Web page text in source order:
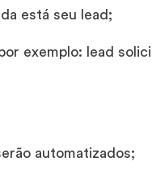
está seu lead;
exemplo: lead
automatizados;